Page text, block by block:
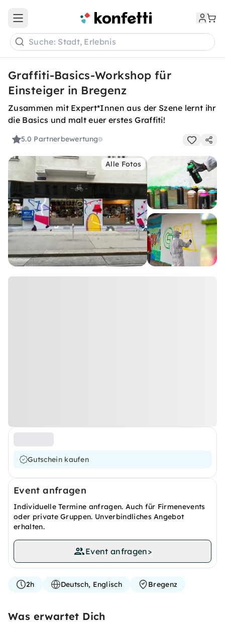
Open main menu
Suche: Stadt, Erlebnis
Graffiti-Basics-Workshop für
Einsteiger in Bregenz
Zusammen mit Expert*Innen aus der Szene lernt ihr
die Basics und malt euer erstes Graffiti!
5.0 Partnerbewertung
Alle Fotos
Gutschein kaufen
Event anfragen
Individuelle Termine anfragen. Auch für Firmenevents
oder private Gruppen. Unverbindliches Angebot
erhalten.
Event anfragen>
2h Deutsch, Englisch Bregenz
Was erwartet Dich